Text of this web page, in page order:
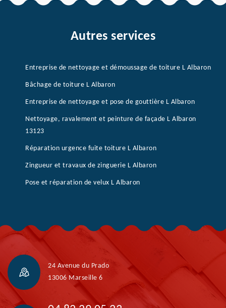
Autres services
Entreprise de nettoyage et démoussage de toiture L Albaron
Bâchage de toiture L Albaron
Entreprise de nettoyage et pose de gouttière L Albaron
Nettoyage, ravalement et peinture de façade L Albaron
13123
Réparation urgence fuite toiture L Albaron
Zingueur et travaux de zinguerie L Albaron
Pose et réparation de velux L Albaron
24 Avenue du Prado
13006 Marseille 6